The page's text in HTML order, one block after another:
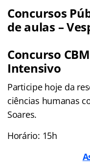
Concursos
de aulas –
Concurso
Intensivo
Participe hoje da
ciências humanas
Soares.
Horário: 15h